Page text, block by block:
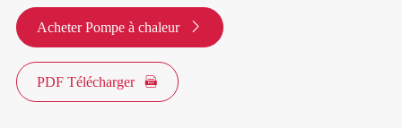
Acheter Pompe à chaleur 
PDF Télécharger 